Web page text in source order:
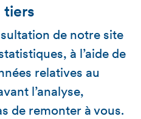
tiers
de notre site
à l’aide de
relatives au
l’analyse,
de remonter à vous.